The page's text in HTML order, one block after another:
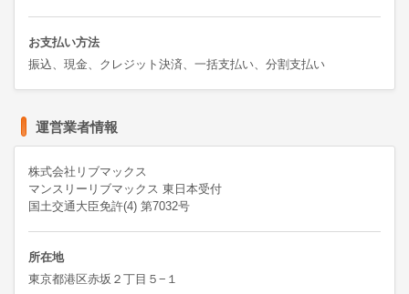
お支払い方法
振込、現金、クレジット決済、一括支払い、分割支払い
運営業者情報
株式会社リブマックス
マンスリーリブマックス 東日本受付
国土交通大臣免許(4) 第7032号
所在地
東京都港区赤坂２丁目５−１